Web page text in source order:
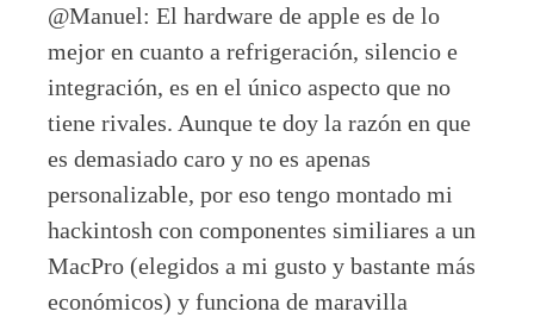
@Manuel: El hardware de apple es de lo
mejor en cuanto a refrigeración, silencio e
integración, es en el único aspecto que no
tiene rivales. Aunque te doy la razón en que
es demasiado caro y no es apenas
personalizable, por eso tengo montado mi
hackintosh con componentes similiares a un
MacPro (elegidos a mi gusto y bastante más
económicos) y funciona de maravilla